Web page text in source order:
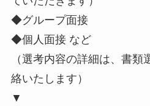
◆グループ面接
◆個人面接 など
（選考内容の詳細は、書
絡いたします）
▼